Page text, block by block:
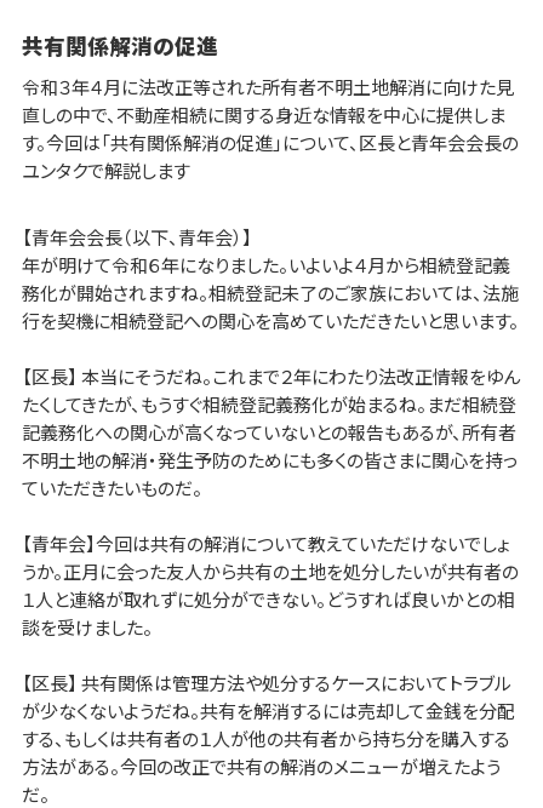
共有関係解消の促進
令和３年４月に法改正等された所有者不明土地解消に向けた見
直しの中で、不動産相続に関する身近な情報を中心に提供しま
す。今回は「共有関係解消の促進」について、区長と青年会会長の
ユンタクで解説します
【青年会会長（以下、青年会）】
年が明けて令和６年になりました。いよいよ４月から相続登記義
務化が開始されますね。相続登記未了のご家族においては、法施
行を契機に相続登記への関心を高めていただきたいと思います。
【区長】 本当にそうだね。これまで２年にわたり法改正情報をゆん
たくしてきたが、もうすぐ相続登記義務化が始まるね。まだ相続登
記義務化への関心が高くなっていないとの報告もあるが、所有者
不明土地の解消・発生予防のためにも多くの皆さまに関心を持っ
ていただきたいものだ。
【青年会】今回は共有の解消について教えていただけないでしょ
うか。正月に会った友人から共有の土地を処分したいが共有者の
１人と連絡が取れずに処分ができない。どうすれば良いかとの相
談を受けました。
【区長】 共有関係は管理方法や処分するケースにおいてトラブル
が少なくないようだね。共有を解消するには売却して金銭を分配
する、もしくは共有者の１人が他の共有者から持ち分を購入する
方法がある。今回の改正で共有の解消のメニューが増えたよう
だ。